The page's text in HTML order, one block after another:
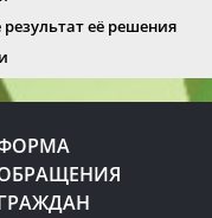
её решения